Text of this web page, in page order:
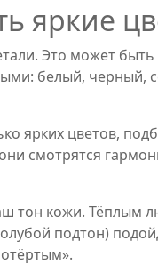
яркие
Это может
белый, черный,
ярких цветов,
смотрятся
тон кожи. Тёплым
подтон)